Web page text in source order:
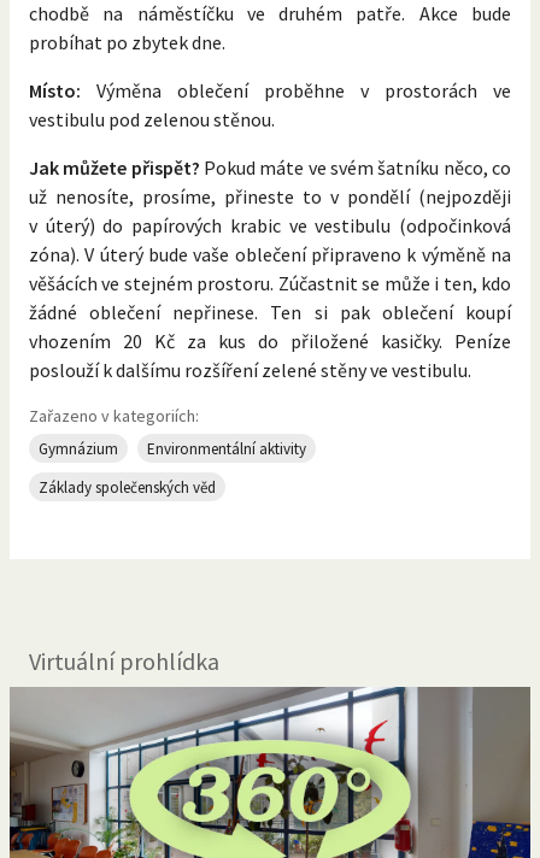
chodbě na náměstíčku ve druhém patře. Akce bude
probíhat po zbytek dne.
Místo: Výměna oblečení proběhne v prostorách ve
vestibulu pod zelenou stěnou.
Jak můžete přispět? Pokud máte ve svém šatníku něco, co
už nenosíte, prosíme, přineste to v pondělí (nejpozději
v úterý) do papírových krabic ve vestibulu (odpočinková
zóna). V úterý bude vaše oblečení připraveno k výměně na
věšácích ve stejném prostoru. Zúčastnit se může i ten, kdo
žádné oblečení nepřinese. Ten si pak oblečení koupí
vhozením 20 Kč za kus do přiložené kasičky. Peníze
poslouží k dalšímu rozšíření zelené stěny ve vestibulu.
Zařazeno v kategoriích:
Gymnázium
Environmentální aktivity
Základy společenských věd
Virtuální prohlídka